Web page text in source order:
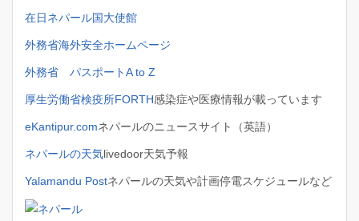
在日ネパール国大使館
外務省海外安全ホームページ
外務省 パスポートA to Z
厚生労働省検疫所FORTH感染症や医療情報が載っています
eKantipur.comネパールのニュースサイト（英語）
ネパールの天気livedoor天気予報
Yalamandu Postネパールの天気や計画停電スケジュールなど